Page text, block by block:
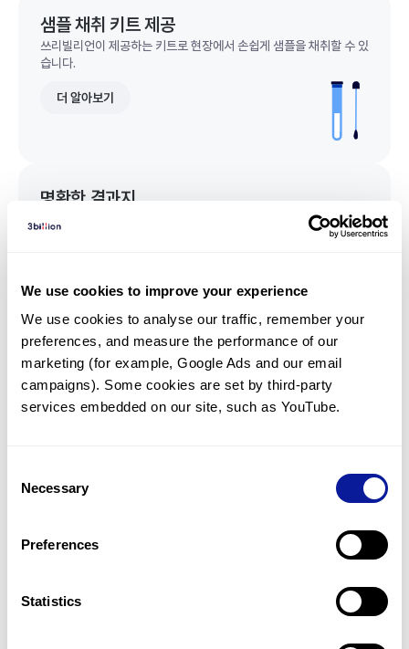
We use cookies to improve your experience
We use cookies to analyse our traffic, remember your
preferences, and measure the performance of our
marketing (for example, Google Ads and our email
campaigns). Some cookies are set by third-party
services embedded on our site, such as YouTube.
Selection
Necessary
Preferences
Statistics
샘플 채취 키트 제공
쓰리빌리언이 제공하는 키트로 현장에서 손쉽게 샘플을 채취할 수 있
습니다.
더 알아보기
명확한 결과지
임상유전학팀과 소통
궁금한 점을 임상유전학팀과 직접 논의 할 수 있습니다.
문의하기
미진단된 경우에 재분석을 통해 후속 케어를 받을 수 있습니다.
최신 유전학 정보 제공
블로그와 뉴스레터를 통해 최신 유전학 정보를 제공해 드립니다.